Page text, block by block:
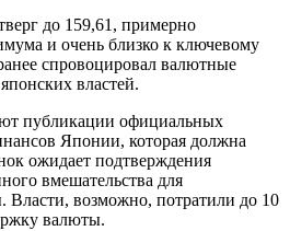
до 159,61, примерно
и очень близко к ключевому
спровоцировал валютные
властей.
публикации официальных
Японии, которая должна
ожидает подтверждения
вмешательства для
Власти, возможно, потратили до 10
валюты.